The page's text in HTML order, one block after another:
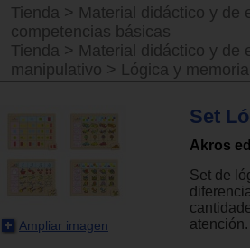
Tienda > Material didáctico y de
competencias básicas
Tienda > Material didáctico y de
manipulativo > Lógica y memoria
Ampliar imagen
Set
Akros
Set de
atención.